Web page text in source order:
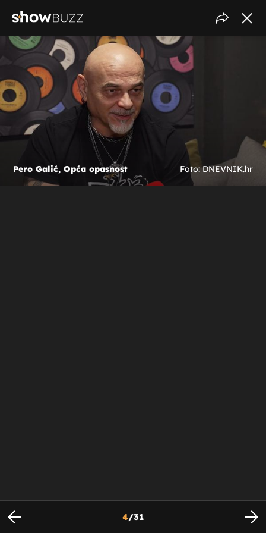
Pero Galić, Opća opasnost Foto: DNEVNIK.hr
4/31